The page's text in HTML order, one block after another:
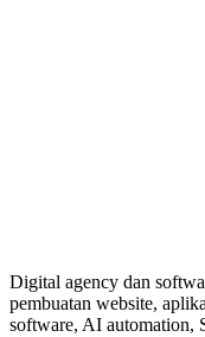
Digital agency dan
pembuatan website,
software, AI automation,